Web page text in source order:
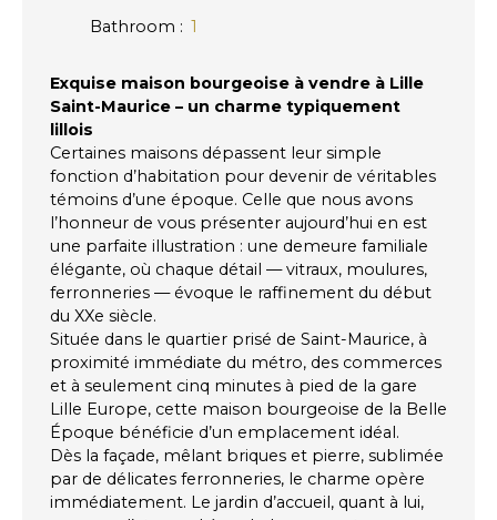
Bathroom : 1
Exquise maison bourgeoise à vendre à Lille
Saint-Maurice – un charme typiquement
lillois
Certaines maisons dépassent leur simple
fonction d’habitation pour devenir de véritables
témoins d’une époque. Celle que nous avons
l’honneur de vous présenter aujourd’hui en est
une parfaite illustration : une demeure familiale
élégante, où chaque détail — vitraux, moulures,
ferronneries — évoque le raffinement du début
du XXe siècle.
Située dans le quartier prisé de Saint-Maurice, à
proximité immédiate du métro, des commerces
et à seulement cinq minutes à pied de la gare
Lille Europe, cette maison bourgeoise de la Belle
Époque bénéficie d’un emplacement idéal.
Dès la façade, mêlant briques et pierre, sublimée
par de délicates ferronneries, le charme opère
immédiatement. Le jardin d’accueil, quant à lui,